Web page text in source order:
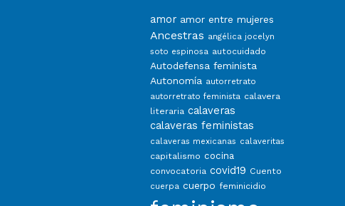
amor amor entre mujeres
Ancestras angélica jocelyn
soto espinosa autocuidado
Autodefensa feminista
Autonomía autorretrato
autorretrato feminista calavera
literaria calaveras
calaveras feministas
calaveras mexicanas calaveritas
capitalismo cocina
convocatoria covid19 Cuento
cuerpa cuerpo feminicidio